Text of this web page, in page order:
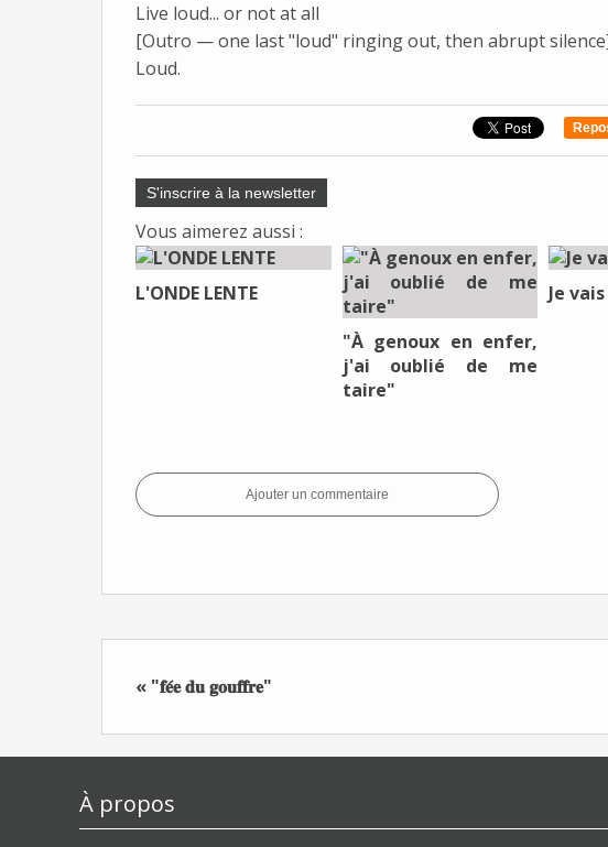
Live loud... or not at all
[Outro — one last "loud" ringing out, then abrupt
Loud.
S'inscrire à la newsletter
Vous aimerez aussi :
L'ONDE LENTE
"À genoux en enfer,
j'ai oublié de me
taire"
Je
Ajouter un commentaire
« "𝐟𝐞́𝐞 𝐝𝐮 𝐠𝐨𝐮𝐟𝐟𝐫𝐞"
À propos